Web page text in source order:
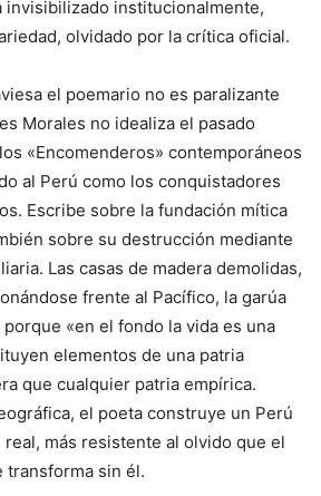
invisibilizado institucionalmente,
olvidado por la crítica oficial.
el poemario no es paralizante
Morales no idealiza el pasado
«Encomenderos» contemporáneos
al Perú como los conquistadores
Escribe sobre la fundación mítica
sobre su destrucción mediante
Las casas de madera demolidas,
frente al Pacífico, la garúa
«en el fondo la vida es una
elementos de una patria
que cualquier patria empírica.
el poeta construye un Perú
real, más resistente al olvido que el
transforma sin él.